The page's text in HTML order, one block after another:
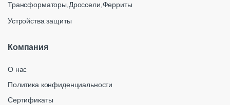
Трансформаторы,Дроссели,Ферриты
Устройства защиты
Компания
О нас
Политика конфиденциальности
Сертификаты